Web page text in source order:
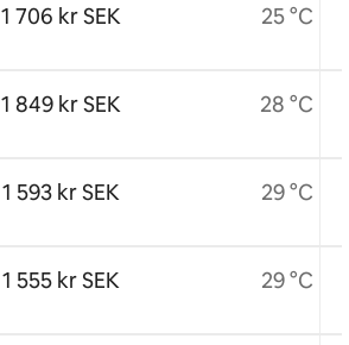
1 706 kr SEK
1 849 kr SEK
1 593 kr SEK
1 555 kr SEK
25 °C
28 °C
29 °C
29 °C